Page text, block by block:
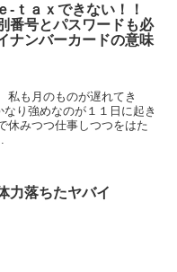
-ｔａｘできない！！
番号とパスワードも必
ナンバーカードの意味
私も月のものが遅れてき
り強めなのが１１日に起き
休みつつ仕事しつつをはた
力落ちたヤバイ